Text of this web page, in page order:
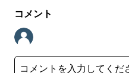
コメント